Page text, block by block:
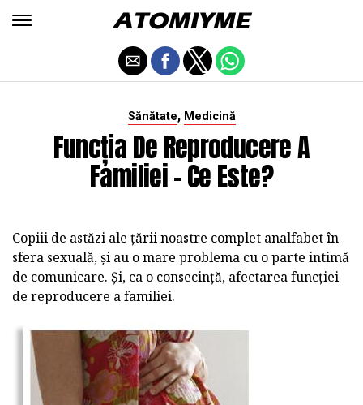
Sănătate, Medicină
Funcția De Reproducere A
Familiei - Ce Este?
Copiii de astăzi ale țării noastre complet analfabet în
sfera sexuală, și au o mare problema cu o parte intimă
de comunicare. Și, ca o consecință, afectarea funcției
de reproducere a familiei.